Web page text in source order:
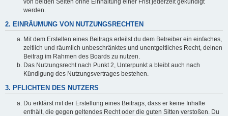
von beiden Seiten ohne Einhaltung einer Frist jederzeit gekündigt
werden.
2. EINRÄUMUNG VON NUTZUNGSRECHTEN
Mit dem Erstellen eines Beitrags erteilst du dem Betreiber ein einfaches,
zeitlich und räumlich unbeschränktes und unentgeltliches Recht, deinen
Beitrag im Rahmen des Boards zu nutzen.
Das Nutzungsrecht nach Punkt 2, Unterpunkt a bleibt auch nach
Kündigung des Nutzungsvertrages bestehen.
3. PFLICHTEN DES NUTZERS
Du erklärst mit der Erstellung eines Beitrags, dass er keine Inhalte
enthält, die gegen geltendes Recht oder die guten Sitten verstoßen. Du